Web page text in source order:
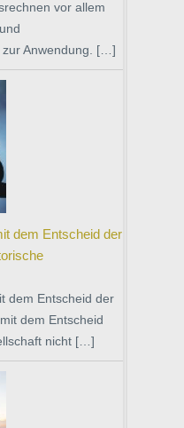
vor allem
Anwendung. […]
dem Entscheid der
dem Entscheid der
dem Entscheid
nicht […]